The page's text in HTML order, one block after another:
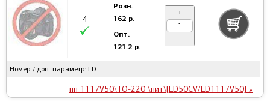
Номер / доп. параметр: LD
пп 1117V50\TO-220 \пит\[LD50CV/LD1117V50] »
4
Розн.
162 р.
Опт.
121.2 р.
+
-